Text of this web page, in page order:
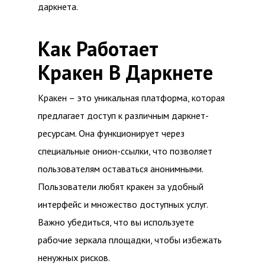
даркнета.
Как Работает
Кракен В Даркнете
Кракен – это уникальная платформа, которая
предлагает доступ к различным даркнет-
ресурсам. Она функционирует через
специальные онион-ссылки, что позволяет
пользователям оставаться анонимными.
Пользователи любят кракен за удобный
интерфейс и множество доступных услуг.
Важно убедиться, что вы используете
рабочие зеркала площадки, чтобы избежать
ненужных рисков.